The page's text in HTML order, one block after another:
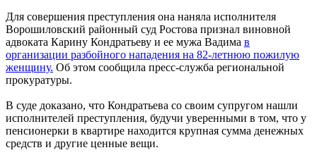
Для совершения преступления она наняла исполнителя
Ворошиловский районный суд Ростова признал виновной
адвоката Карину Кондратьеву и ее мужа Вадима в
организации разбойного нападения на 82-летнюю пожилую
женщину. Об этом сообщила пресс-служба региональной
прокуратуры.
В суде доказано, что Кондратьева со своим супругом нашли
исполнителей преступления, будучи уверенными в том, что у
пенсионерки в квартире находится крупная сумма денежных
средств и другие ценные вещи.